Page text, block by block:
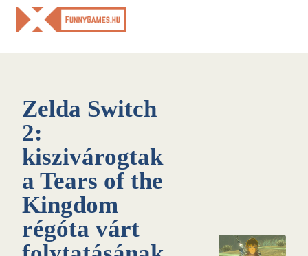
Skip
Zelda Switch
2:
kiszivárogtak
a Tears of the
Kingdom
régóta várt